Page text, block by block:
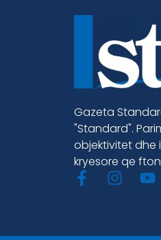
Gazeta
"Standard".
objektivitet dhe
kryesore qe